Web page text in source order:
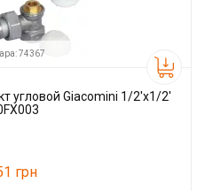
74367
угловой Giacomini 1/2'х1/2'
грн